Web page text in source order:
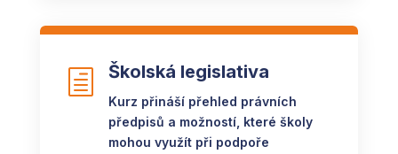
h Školská legislativa
Kurz přináší přehled právních
předpisů a možností, které školy
mohou využít při podpoře